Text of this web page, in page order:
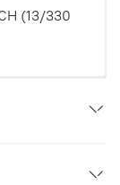
(13/330